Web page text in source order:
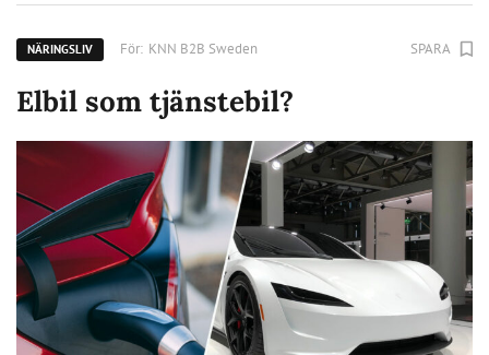
NÄRINGSLIV För: KNN B2B Sweden SPARA
Elbil som tjänstebil?